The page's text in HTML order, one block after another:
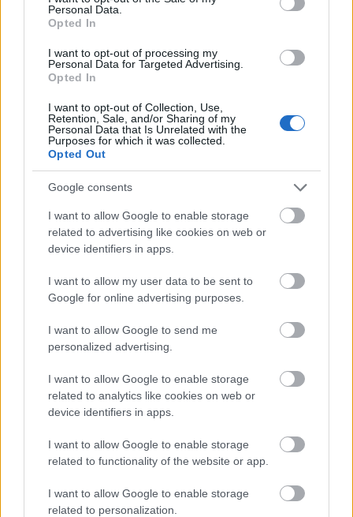
Personal Data.
Opted In
I want to opt-out of processing my
Personal Data for Targeted Advertising.
Opted In
I want to opt-out of Collection, Use,
Retention, Sale, and/or Sharing of my
Personal Data that Is Unrelated with the
Purposes for which it was collected.
Opted Out
Google consents
I want to allow Google to enable storage
related to advertising like cookies on web or
device identifiers in apps.
I want to allow my user data to be sent to
Google for online advertising purposes.
I want to allow Google to send me
personalized advertising.
I want to allow Google to enable storage
related to analytics like cookies on web or
device identifiers in apps.
I want to allow Google to enable storage
related to functionality of the website or app.
I want to allow Google to enable storage
related to personalization.
Η χαμηλή… απόδοση Μητσοτάκη στις
στοιχηματικές - Ποιος επισκέφθηκε τα
πυρόπληκτα ζωάκια - Το μισογεμάτο ποτήρι
του ΣΥΡΙΖΑ
Ποια είναι η (κυβερνητική) λίστα με τα μεγάλα
χρονοδιαγράμματα
αποκατάστασης μετά τη φωτιά - Στόχος η
έναρξη των έργων πριν τις 15/9
TAGS: Αυτοκίνητο